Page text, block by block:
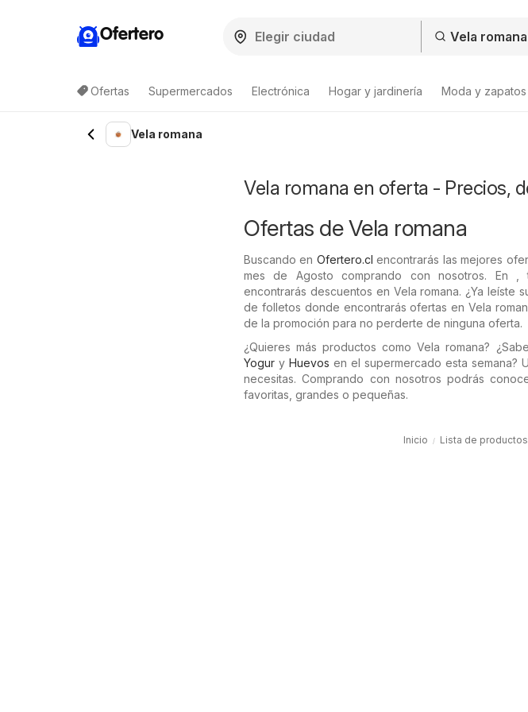
Ofertero
Ofertas Supermercados Electrónica Hogar y jardinería Moda y zapatos
Lista de productos
Vela romana
Vela romana en oferta - Precios,
Ofertas de Vela romana
Buscando en Ofertero.cl encontrarás las mejores
mes de Agosto comprando con nosotros. En ,
encontrarás descuentos en Vela romana. ¿Ya leíste
de folletos donde encontrarás ofertas en Vela
de la promoción para no perderte de ninguna oferta.
¿Quieres más productos como Vela romana?
Yogur y Huevos en el supermercado esta semana?
necesitas. Comprando con nosotros podrás
favoritas, grandes o pequeñas.
Inicio Lista de productos